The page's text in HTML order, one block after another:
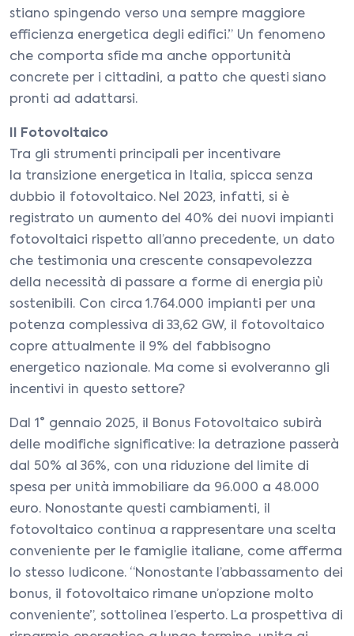
stiano spingendo verso una sempre maggiore
efficienza energetica degli edifici.” Un fenomeno
che comporta sfide ma anche opportunità
concrete per i cittadini, a patto che questi siano
pronti ad adattarsi.
Il Fotovoltaico
Tra gli strumenti principali per incentivare
la transizione energetica in Italia, spicca senza
dubbio il fotovoltaico. Nel 2023, infatti, si è
registrato un aumento del 40% dei nuovi impianti
fotovoltaici rispetto all’anno precedente, un dato
che testimonia una crescente consapevolezza
della necessità di passare a forme di energia più
sostenibili. Con circa 1.764.000 impianti per una
potenza complessiva di 33,62 GW, il fotovoltaico
copre attualmente il 9% del fabbisogno
energetico nazionale. Ma come si evolveranno gli
incentivi in questo settore?
Dal 1° gennaio 2025, il Bonus Fotovoltaico subirà
delle modifiche significative: la detrazione passerà
dal 50% al 36%, con una riduzione del limite di
spesa per unità immobiliare da 96.000 a 48.000
euro. Nonostante questi cambiamenti, il
fotovoltaico continua a rappresentare una scelta
conveniente per le famiglie italiane, come afferma
lo stesso Iudicone. “Nonostante l’abbassamento dei
bonus, il fotovoltaico rimane un’opzione molto
conveniente”, sottolinea l’esperto. La prospettiva di